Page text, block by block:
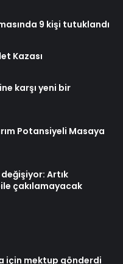
9 kişi tutuklandı
Kazası
karşı yeni bir
Potansiyeli Masaya
Artık
çakılamayacak
için mektup gönderdi